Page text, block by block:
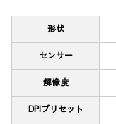
形状
センサー
解像度
DPIプリセット